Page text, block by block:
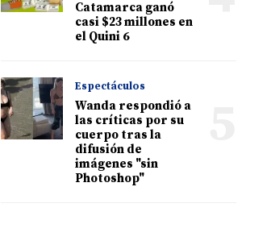
Catamarca ganó
casi $23 millones en
el Quini 6
Espectáculos
Wanda respondió a
las críticas por su
cuerpo tras la
difusión de
imágenes "sin
Photoshop"